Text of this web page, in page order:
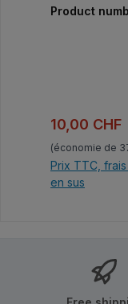
mit
keine
Product
Prix de
10,00 CHF
(économie de
Prix TTC,
en sus